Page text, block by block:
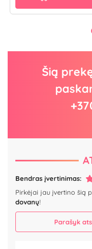
Šią
Bendras įvertinimas:
Pirkėjai jau įvertino šią
dovanų!
Parašyk